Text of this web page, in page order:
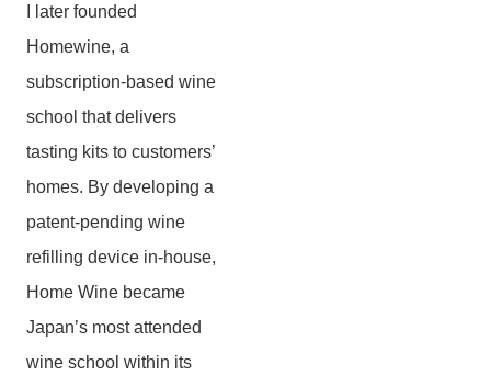
I later founded
Homewine, a
subscription-based wine
school that delivers
tasting kits to customers’
homes. By developing a
patent-pending wine
refilling device in-house,
Home Wine became
Japan’s most attended
wine school within its